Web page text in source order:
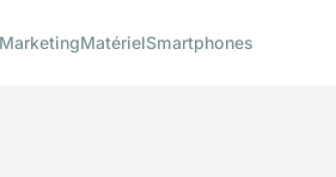
MarketingMatérielSmartphones